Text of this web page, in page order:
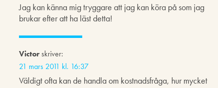
Jag kan känna mig tryggare att jag kan köra på som jag
brukar efter att ha läst detta!
Victorskriver:
21 mars 2011 kl. 16:37
Väldigt ofta kan de handla om kostnadsfråga, hur mycket